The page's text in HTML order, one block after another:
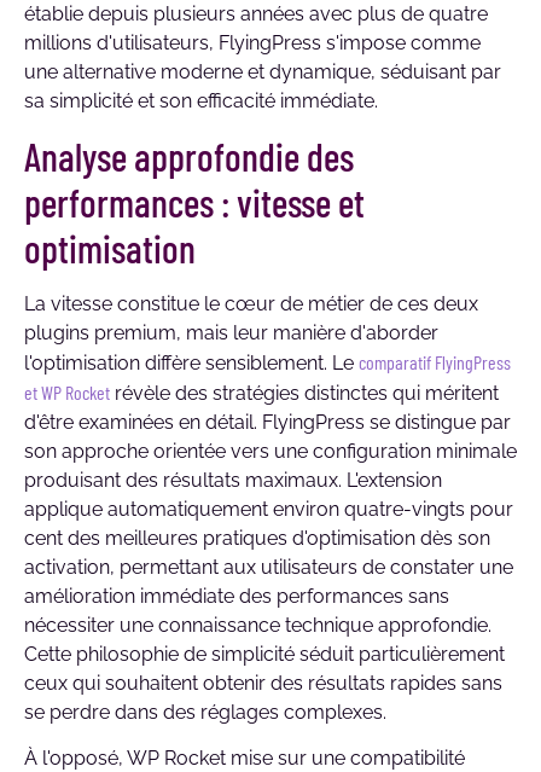
établie depuis plusieurs années avec plus de quatre
millions d'utilisateurs, FlyingPress s'impose comme
une alternative moderne et dynamique, séduisant par
sa simplicité et son efficacité immédiate.
Analyse approfondie des
performances : vitesse et
optimisation
La vitesse constitue le cœur de métier de ces deux
plugins premium, mais leur manière d'aborder
l'optimisation diffère sensiblement. Le comparatif FlyingPress
et WP Rocket révèle des stratégies distinctes qui méritent
d'être examinées en détail. FlyingPress se distingue par
son approche orientée vers une configuration minimale
produisant des résultats maximaux. L'extension
applique automatiquement environ quatre-vingts pour
cent des meilleures pratiques d'optimisation dès son
activation, permettant aux utilisateurs de constater une
amélioration immédiate des performances sans
nécessiter une connaissance technique approfondie.
Cette philosophie de simplicité séduit particulièrement
ceux qui souhaitent obtenir des résultats rapides sans
se perdre dans des réglages complexes.
À l'opposé, WP Rocket mise sur une compatibilité